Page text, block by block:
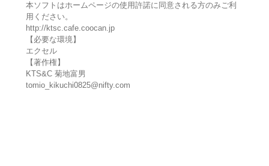
本ソフトはホームページの使用許諾に同意される方のみご利
用ください。
http://ktsc.cafe.coocan.jp
【必要な環境】
エクセル
【著作権】
KTS&C 菊地富男
tomio_kikuchi0825@nifty.com